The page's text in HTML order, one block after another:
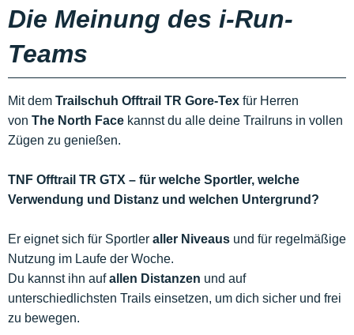
Die Meinung des i-Run-
Teams
Mit dem Trailschuh Offtrail TR Gore-Tex für Herren
von The North Face kannst du alle deine Trailruns in vollen
Zügen zu genießen.
TNF Offtrail TR GTX – für welche Sportler, welche
Verwendung und Distanz und welchen Untergrund?
Er eignet sich für Sportler aller Niveaus und für regelmäßige
Nutzung im Laufe der Woche.
Du kannst ihn aufallen Distanzen und auf
unterschiedlichsten Trails einsetzen, um dich sicher und frei
zu bewegen.